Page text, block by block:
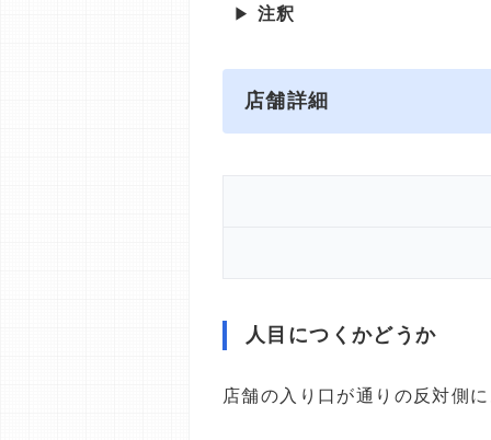
▶ 注釈
店舗詳細
人目につくかどうか
店舗の入り口が通りの反対側